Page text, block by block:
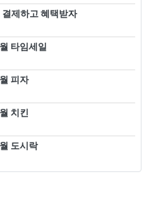
제하고 혜택받자
타임세일
피자
치킨
도시락